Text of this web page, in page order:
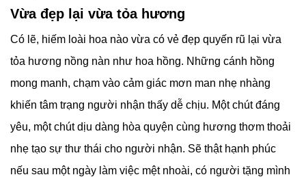
Vừa đẹp lại vừa tỏa hương
Có lẽ, hiếm loài hoa nào vừa có vẻ đẹp quyến rũ lại vừa
tỏa hương nồng nàn như hoa hồng. Những cánh hồng
mong manh, chạm vào cảm giác mơn man nhẹ nhàng
khiến tâm trạng người nhận thấy dễ chịu. Một chút đáng
yêu, một chút dịu dàng hòa quyện cùng hương thơm thoải
nhẹ tạo sự thư thái cho người nhận. Sẽ thật hạnh phúc
nếu sau một ngày làm việc mệt nhoài, có người tặng mình